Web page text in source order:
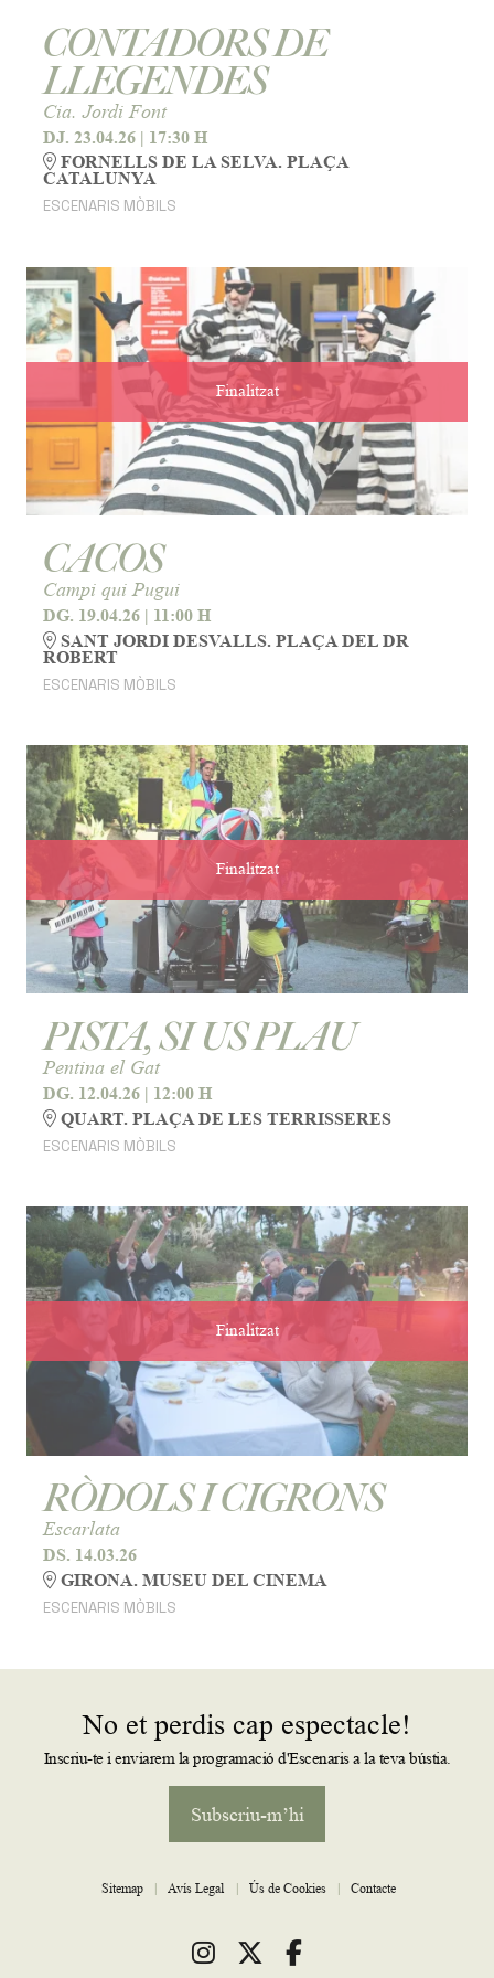
CONTADORS DE
LLEGENDES
Cia. Jordi Font
DJ. 23.04.26 | 17:30 H
FORNELLS DE LA SELVA. PLAÇA
CATALUNYA
ESCENARIS MÒBILS
Finalitzat
CACOS
Campi qui Pugui
DG. 19.04.26 | 11:00 H
SANT JORDI DESVALLS. PLAÇA DEL DR
ROBERT
ESCENARIS MÒBILS
Finalitzat
PISTA, SI US PLAU
Pentina el Gat
DG. 12.04.26 | 12:00 H
QUART. PLAÇA DE LES TERRISSERES
ESCENARIS MÒBILS
Finalitzat
RÒDOLS I CIGRONS
Escarlata
DS. 14.03.26
GIRONA. MUSEU DEL CINEMA
ESCENARIS MÒBILS
No et perdis cap espectacle!
Inscriu-te i enviarem la programació d'Escenaris a la teva bústia.
Subscriu-m’hi
Sitemap | Avís Legal | Ús de Cookies | Contacte
Link a instagram
Link a twitter
Link a facebook